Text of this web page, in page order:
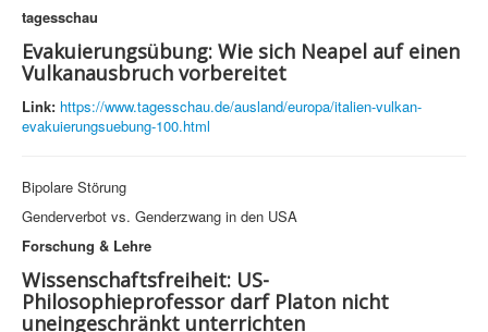
tagesschau
Evakuierungsübung: Wie sich Neapel auf einen
Vulkanausbruch vorbereitet
Link: https://www.tagesschau.de/ausland/europa/italien-vulkan-
evakuierungsuebung-100.html
Bipolare Störung
Genderverbot vs. Genderzwang in den USA
Forschung & Lehre
Wissenschaftsfreiheit: US-
Philosophieprofessor darf Platon nicht
uneingeschränkt unterrichten